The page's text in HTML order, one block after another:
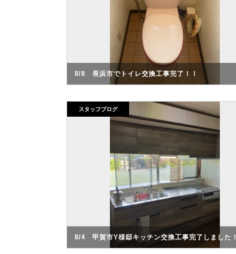
8/8 長浜市でトイレ交換工事完了！！
スタッフブログ
8/4 甲賀市Y様邸キッチン交換工事完了しました！